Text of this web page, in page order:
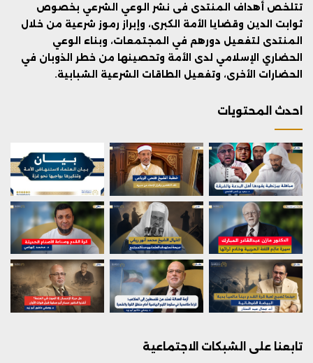
تتلخص أهداف المنتدى فى نشر الوعي الشرعي بخصوص
ثوابت الدين وقضايا الأمة الكبرى، وإبراز رموز شرعية من خلال
المنتدى لتفعيل دورهم في المجتمعات، وبناء الوعي
الحضاري الإسلامي لدى الأمة وتحصينها من خطر الذوبان في
الحضارات الأخرى، وتفعيل الطاقات الشرعية الشبابية.
احدث المحتويات
تابعنا على الشبكات الاجتماعية